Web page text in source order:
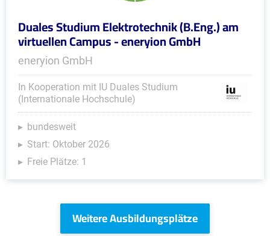
Duales Studium Elektrotechnik (B.Eng.) am
virtuellen Campus - eneryion GmbH
eneryion GmbH
In Kooperation mit IU Duales Studium
(Internationale Hochschule)
bundesweit
Start: Oktober 2026
Freie Plätze: 1
Weitere Ausbildungsplätze